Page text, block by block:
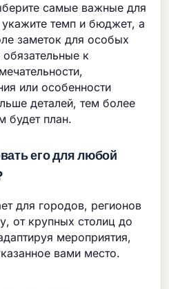
самые важные для
укажите темп и бюджет, а
заметок для особых
к
или особенности
деталей, тем более
будет план.
его для любой
для городов, регионов
от крупных столиц до
мероприятия,
вами место.